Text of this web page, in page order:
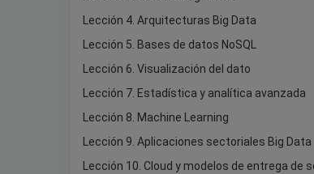
Lección 4. Arquitecturas Big Data
Lección 5. Bases de datos NoSQL
Lección 6. Visualización del dato
Lección 7. Estadística y analítica avanzada
Lección 8. Machine Learning
Lección 9. Aplicaciones sectoriales Big Data
Lección 10. Cloud y modelos de entrega de